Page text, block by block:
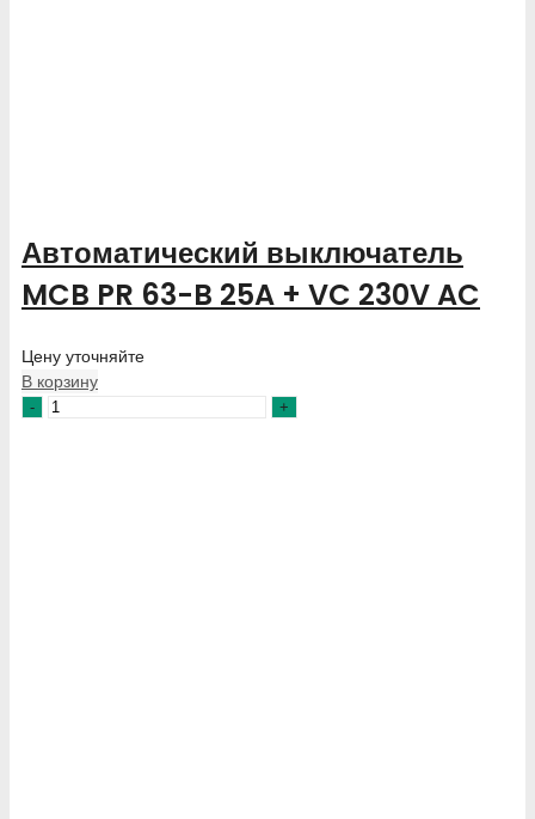
Автоматический выключатель
MCB PR 63-B 25A + VC 230V AC
Цену уточняйте
В корзину